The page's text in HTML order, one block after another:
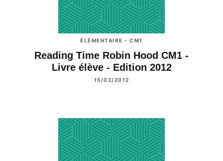
ÉLÉMENTAIRE - CM1
Reading Time Robin Hood CM1 -
Livre élève - Edition 2012
15/02/2012